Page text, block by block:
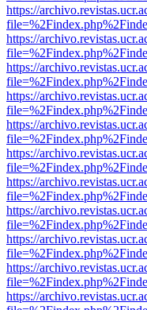
https://
https://
https://
https://
https://
https://
https://
https://
https://
https://
https://